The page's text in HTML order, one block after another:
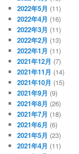
2022年5月 (11)
2022年4月 (16)
2022年3月 (11)
2022年2月 (13)
2022年1月 (11)
2021年12月 (7)
2021年11月 (14)
2021年10月 (15)
2021年9月 (9)
2021年8月 (26)
2021年7月 (18)
2021年6月 (6)
2021年5月 (23)
2021年4月 (11)